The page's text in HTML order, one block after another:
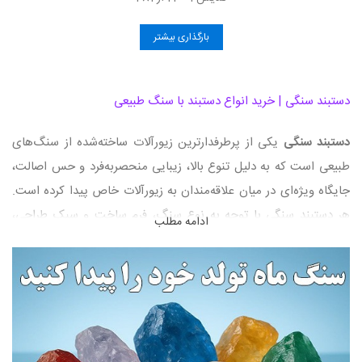
بارگذاری بیشتر
دستبند سنگی | خرید انواع دستبند با سنگ طبیعی
دستبند سنگی یکی از پرطرفدارترین زیورآلات ساخته‌شده از سنگ‌های
طبیعی است که به دلیل تنوع بالا، زیبایی منحصربه‌فرد و حس اصالت،
جایگاه ویژه‌ای در میان علاقه‌مندان به زیورآلات خاص پیدا کرده است.
هر دستبند سنگی با توجه به نوع سنگ، فرم ساخت و سبک طراحی،
انتخابی ماندگار باشد.
گوهر فردوس ایران
از دستبندهای ساخته‌شده از سنگ‌های طبیعی گردآوری شده است تا
کاربران بتوانند بر اساس سلیقه، سبک پوشش، کاربرد و نوع طراحی،
ادامه مطلب